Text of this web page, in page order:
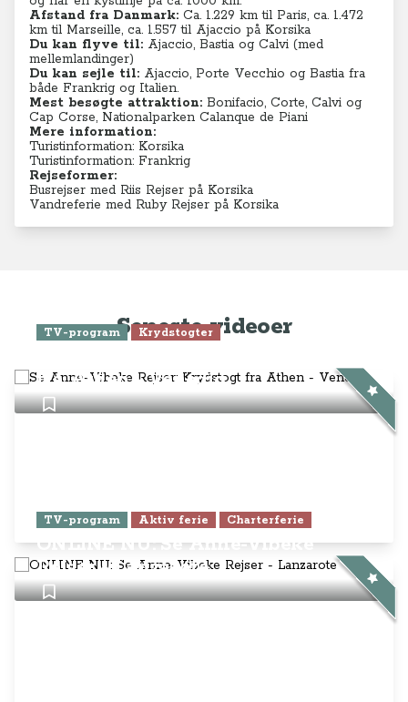
Afstand fra Danmark: Ca. 1.229 km til Paris, ca. 1.472
km til Marseille, ca. 1.557 til Ajaccio på Korsika
Du kan flyve til: Ajaccio, Bastia og Calvi (med
mellemlandinger)
Du kan sejle til: Ajaccio, Porte Vecchio og Bastia fra
både Frankrig og Italien.
Mest besøgte attraktion: Bonifacio, Corte, Calvi og
Cap Corse, Nationalparken Calanque de Piani
Mere information:
Turistinformation: Korsika
Turistinformation: Frankrig
Rejseformer:
Busrejser med Riis Rejser på Korsika
Vandreferie med Ruby Rejser på Korsika
Seneste videoer
TV-program Krydstogter
fra Athen - Venedig
TV-program Aktiv ferie Charterferie
ONLINE NU: Se Anne-Vibeke
Rejser - Lanzarote